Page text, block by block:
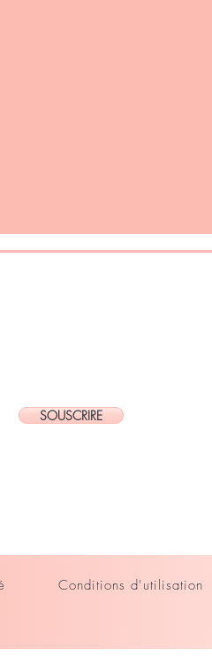
SOUSCRIRE
Conditions d'utilisation